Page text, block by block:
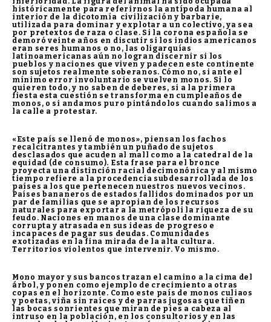
históricamente para referirnos la antípoda humana al
interior de la dicotomía civilización y barbarie,
utilizada para dominar y explotar a un colectivo, ya sea
por pretextos de raza o clase. Si la corona española se
demoró veinte años en discutir si los indios americanos
eran seres humanos o no, las oligarquías
latinoamericanas aún no logran discernir si los
pueblos y naciones que viven y padecen este continente
son sujetos realmente soberanos. Cómo no, si ante el
mínimo error involuntario se vuelven monos. Si lo
quieren todo, y no saben de deberes, si a la primera
fiesta esta cuestión se transforma en cumpleaños de
monos, o si andamos puro pintándolos cuando salimos a
la calle a protestar.
«Este país se llenó de monos», piensan los fachos
recalcitrantes y también un puñado de sujetos
desclasados que acuden al mall como a la catedral de la
equidad (de consumo). Esta frase para el bronce
proyecta una distinción racial decimonónica y al mismo
tiempo refiere a la procedencia subdesarrollada de los
países a los que pertenecen nuestros nuevos vecinos.
Países bananeros de estados fallidos dominados por un
par de familias que se apropian de los recursos
naturales para exportar a la metrópoli la riqueza de su
feudo. Naciones en manos de una clase dominante
corrupta y atrasada en sus ideas de progreso e
incapaces de pagar sus deudas. Comunidades
exotizadas en la fina mirada de la alta cultura.
Territorios violentos que intervenir. Vo mismo.
Mono mayor y sus bancos trazan el camino a la cima del
árbol, y ponen como ejemplo de crecimiento a otras
copas en el horizonte. Como este país de monos culiaos
y poetas, viña sin raíces y de parras jugosas que tiñen
las bocas sonrientes que miran de pies a cabeza al
intruso en la población, en los consultorios y en las